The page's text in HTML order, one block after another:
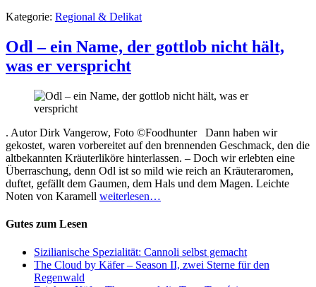
Kategorie: Regional & Delikat
Odl – ein Name, der gottlob nicht hält,
was er verspricht
. Autor Dirk Vangerow, Foto ©Foodhunter Dann haben wir
gekostet, waren vorbereitet auf den brennenden Geschmack, den die
altbekannten Kräuterliköre hinterlassen. – Doch wir erlebten eine
Überraschung, denn Odl ist so mild wie reich an Kräuteraromen,
duftet, gefällt dem Gaumen, dem Hals und dem Magen. Leichte
Noten von Karamell weiterlesen…
Gutes zum Lesen
Sizilianische Spezialität: Cannoli selbst gemacht
The Cloud by Käfer – Season II, zwei Sterne für den
Regenwald